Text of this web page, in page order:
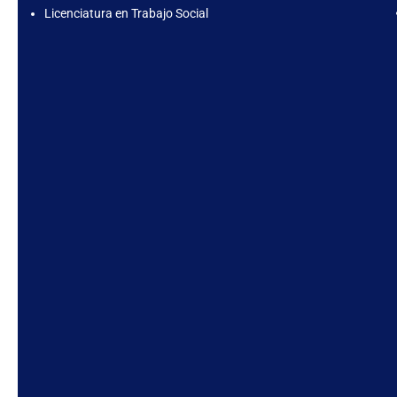
Licenciatura en Trabajo Social